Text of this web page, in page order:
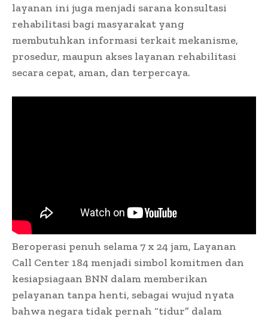
layanan ini juga menjadi sarana konsultasi
rehabilitasi bagi masyarakat yang
membutuhkan informasi terkait mekanisme,
prosedur, maupun akses layanan rehabilitasi
secara cepat, aman, dan terpercaya.
Beroperasi penuh selama 7 x 24 jam, Layanan
Call Center 184 menjadi simbol komitmen dan
kesiapsiagaan BNN dalam memberikan
pelayanan tanpa henti, sebagai wujud nyata
bahwa negara tidak pernah “tidur” dalam